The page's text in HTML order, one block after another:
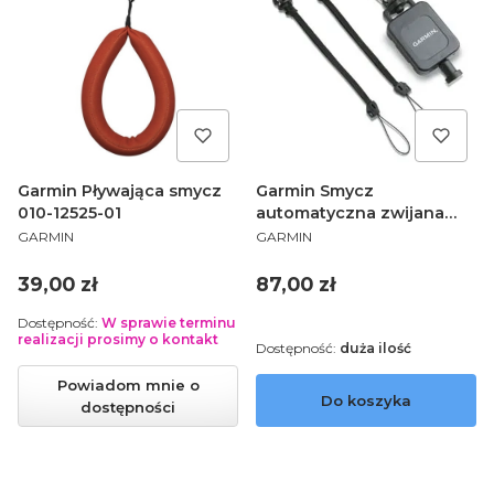
Garmin Pływająca smycz
010-12525-01
PRODUCENT
GARMIN
Cena
39,00 zł
Powiadom mnie o
dostępności
Dostępność: W sprawie terminu
realizacji prosimy o kontakt
Garmin Smycz
automatyczna zwijana
010-10888-00
PRODUCENT
GARMIN
Cena
87,00 zł
Do koszyka
Dostępność: duża ilość